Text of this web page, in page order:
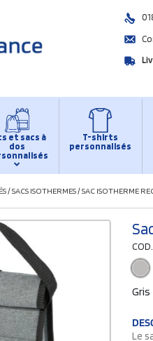
et sacs à
dos
T-shirts
personnalisés
/SACS ISOTHERMES/SAC ISOTHERME
COD.
Gris
Le